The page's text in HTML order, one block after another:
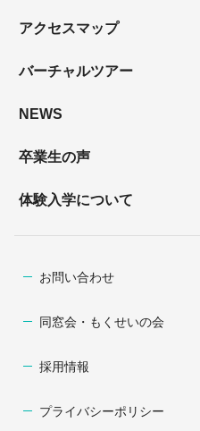
アクセスマップ
バーチャルツアー
NEWS
卒業生の声
体験入学について
お問い合わせ
同窓会・もくせいの会
採用情報
プライバシーポリシー